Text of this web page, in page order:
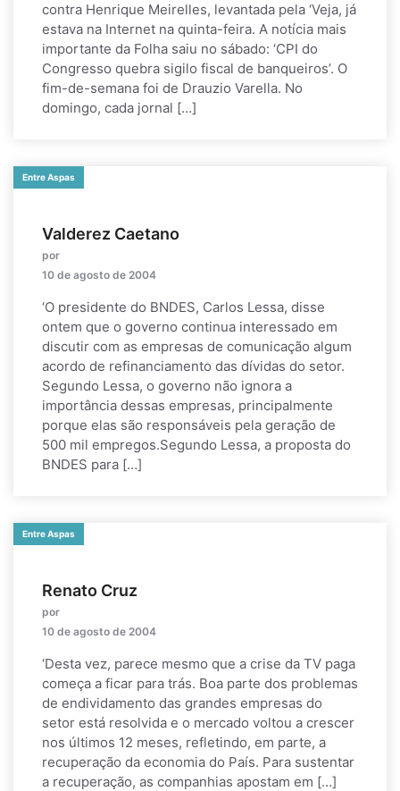
contra Henrique Meirelles, levantada pela ‘Veja, já
estava na Internet na quinta-feira. A notícia mais
importante da Folha saiu no sábado: ‘CPI do
Congresso quebra sigilo fiscal de banqueiros’. O
fim-de-semana foi de Drauzio Varella. No
domingo, cada jornal […]
Entre Aspas
Valderez Caetano
por
10 de agosto de 2004
‘O presidente do BNDES, Carlos Lessa, disse
ontem que o governo continua interessado em
discutir com as empresas de comunicação algum
acordo de refinanciamento das dívidas do setor.
Segundo Lessa, o governo não ignora a
importância dessas empresas, principalmente
porque elas são responsáveis pela geração de
500 mil empregos.Segundo Lessa, a proposta do
BNDES para […]
Entre Aspas
Renato Cruz
por
10 de agosto de 2004
‘Desta vez, parece mesmo que a crise da TV paga
começa a ficar para trás. Boa parte dos problemas
de endividamento das grandes empresas do
setor está resolvida e o mercado voltou a crescer
nos últimos 12 meses, refletindo, em parte, a
recuperação da economia do País. Para sustentar
a recuperação, as companhias apostam em […]